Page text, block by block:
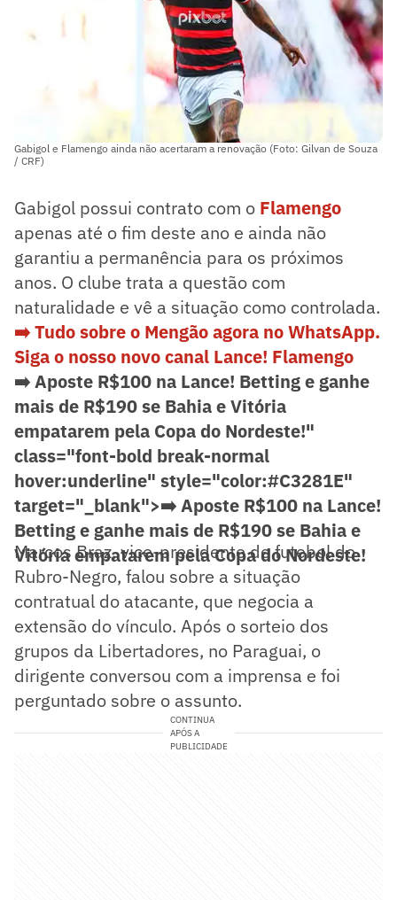
Gabigol e Flamengo ainda não acertaram a renovação (Foto: Gilvan de Souza
/ CRF)
Gabigol possui contrato com o Flamengo
apenas até o fim deste ano e ainda não
garantiu a permanência para os próximos
anos. O clube trata a questão com
naturalidade e vê a situação como controlada.
➡️ Tudo sobre o Mengão agora no WhatsApp.
Siga o nosso novo canal Lance! Flamengo
➡️ Aposte R$100 na Lance! Betting e ganhe
mais de R$190 se Bahia e Vitória
empatarem pela Copa do Nordeste!"
class="font-bold break-normal
hover:underline" style="color:#C3281E"
target="_blank">➡️ Aposte R$100 na Lance!
Betting e ganhe mais de R$190 se Bahia e
Vitória empatarem pela Copa do Nordeste!
Marcos Braz, vice-presidente de futebol do
Rubro-Negro, falou sobre a situação
contratual do atacante, que negocia a
extensão do vínculo. Após o sorteio dos
grupos da Libertadores, no Paraguai, o
dirigente conversou com a imprensa e foi
perguntado sobre o assunto.
CONTINUA
APÓS A
PUBLICIDADE